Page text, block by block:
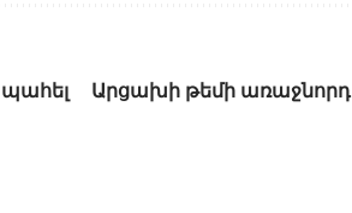
պահել
Արցախի թեմի